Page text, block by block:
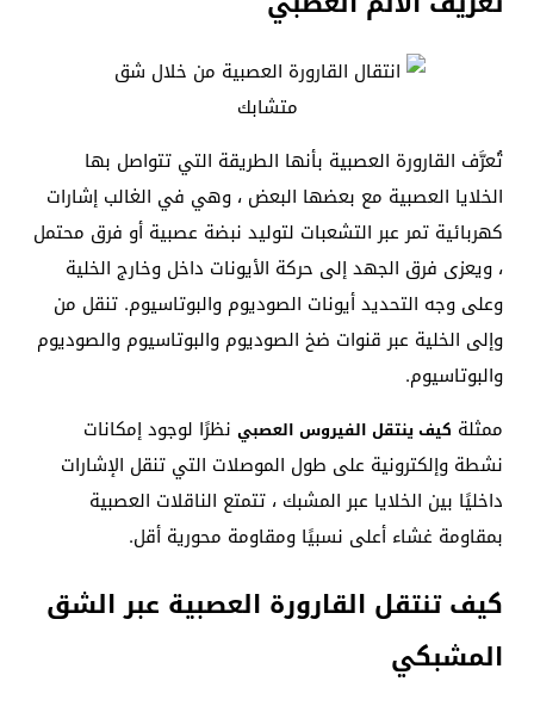
تُعرَّف القارورة العصبية بأنها الطريقة التي تتواصل بها
الخلايا العصبية مع بعضها البعض ، وهي في الغالب إشارات
كهربائية تمر عبر التشعبات لتوليد نبضة عصبية أو فرق محتمل
، ويعزى فرق الجهد إلى حركة الأيونات داخل وخارج الخلية
وعلى وجه التحديد أيونات الصوديوم والبوتاسيوم. تنقل من
وإلى الخلية عبر قنوات ضخ الصوديوم والبوتاسيوم والصوديوم
والبوتاسيوم.
ممثلة كيف ينتقل الفيروس العصبي نظرًا لوجود إمكانات
نشطة وإلكترونية على طول الموصلات التي تنقل الإشارات
داخليًا بين الخلايا عبر المشبك ، تتمتع الناقلات العصبية
بمقاومة غشاء أعلى نسبيًا ومقاومة محورية أقل.
كيف تنتقل القارورة العصبية عبر الشق
المشبكي